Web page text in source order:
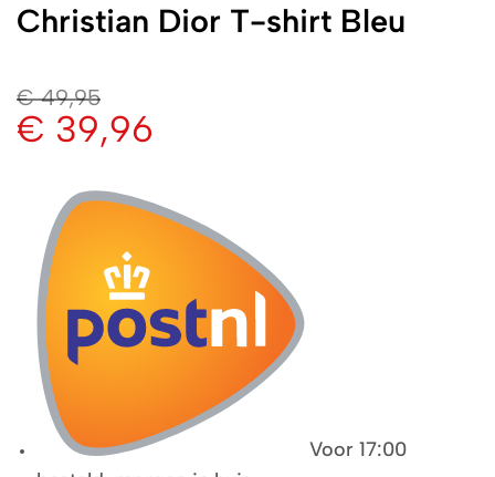
Christian Dior T-shirt Bleu
€49,95
€ 39,96
Voor 17:00